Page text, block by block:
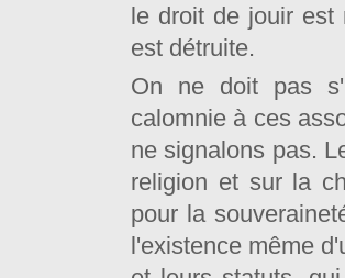
le droit de jouir est
est détruite.
On ne doit pas
calomnie à ces
ne signalons pas.
religion et sur la
pour la
l'existence même